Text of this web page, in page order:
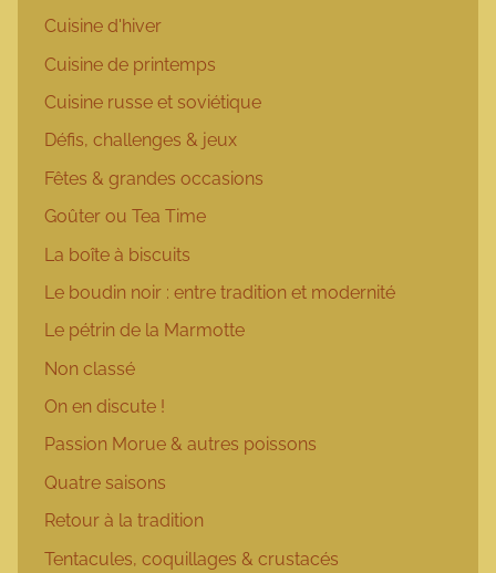
Cuisine d'hiver
Cuisine de printemps
Cuisine russe et soviétique
Défis, challenges & jeux
Fêtes & grandes occasions
Goûter ou Tea Time
La boîte à biscuits
Le boudin noir : entre tradition et modernité
Le pétrin de la Marmotte
Non classé
On en discute !
Passion Morue & autres poissons
Quatre saisons
Retour à la tradition
Tentacules, coquillages & crustacés